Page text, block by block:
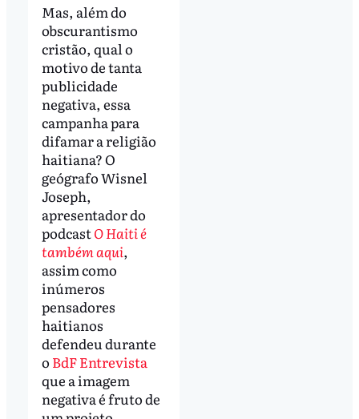
Mas, além do
obscurantismo
cristão, qual o
motivo de tanta
publicidade
negativa, essa
campanha para
difamar a religião
haitiana? O
geógrafo Wisnel
Joseph,
apresentador do
podcastO Haiti é
também aqui,
assim como
inúmeros
pensadores
haitianos
defendeu durante
o BdF Entrevista
que a imagem
negativa é fruto de